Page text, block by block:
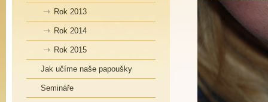
Rok 2013
Rok 2014
Rok 2015
Jak učíme naše papoušky
Semináře